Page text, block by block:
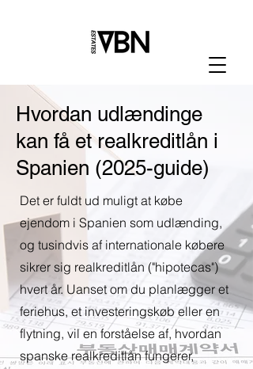
Hvordan udlændinge
kan få et realkreditlån i
Spanien (2025-guide)
Det er fuldt ud muligt at købe
ejendom i Spanien som udlænding,
og tusindvis af internationale købere
sikrer sig realkreditlån ("hipotecas")
hvert år. Uanset om du planlægger et
feriehus, et investeringskøb eller en
flytning, vil en forståelse af, hvordan
spanske realkreditlån fungerer,